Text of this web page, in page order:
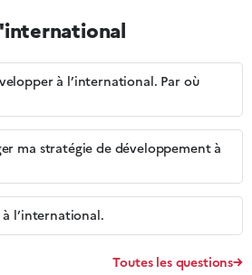
à l’international. Par où
ma stratégie de développement à
l’international.
Toutes les questions